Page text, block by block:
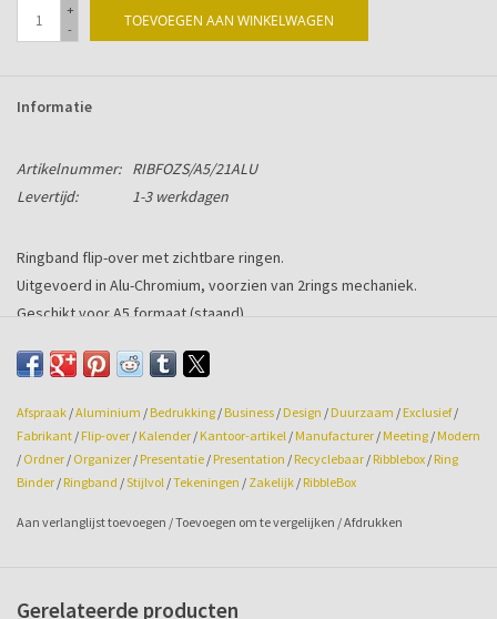
+
-
TOEVOEGEN AAN WINKELWAGEN
Informatie
Artikelnummer:
RIBFOZS/A5/21ALU
Levertijd:
1-3 werkdagen
Ringband flip-over met zichtbare ringen.
Uitgevoerd in Alu-Chromium, voorzien van 2rings mechaniek.
Geschikt voor A5 formaat (staand)
Grotere aantallen en/of bedrukking op
Afspraak /Aluminium / Bedrukking / Business / Design / Duurzaam / Exclusief/
Fabrikant / Flip-over / Kalender / Kantoor-artikel / Manufacturer / Meeting / Modern
/ Ordner / Organizer / Presentatie / Presentation / Recyclebaar / Ribblebox / Ring
Binder / Ringband /Stijlvol /Tekeningen / Zakelijk / RibbleBox
Aan verlanglijst toevoegen /Toevoegen om te vergelijken /Afdrukken
Gerelateerde producten